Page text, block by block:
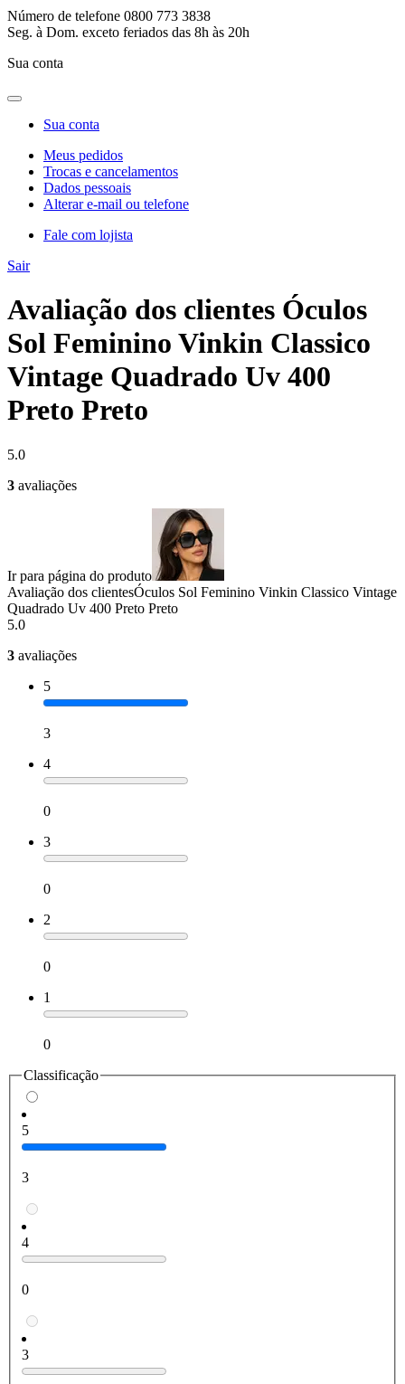
Número de telefone 0800 773 3838
Seg. à Dom. exceto feriados das 8h às 20h
Sua conta
Sua conta
Meus pedidos
Trocas e cancelamentos
Dados pessoais
Alterar e-mail ou telefone
Fale com lojista
Sair
Avaliação dos clientes Óculos
Sol Feminino Vinkin Classico
Vintage Quadrado Uv 400
Preto Preto
5.0
3 avaliações
Ir para página do produto
Avaliação dos clientesÓculos Sol Feminino Vinkin Classico Vintage
Quadrado Uv 400 Preto Preto
5.0
3 avaliações
5
3
4
0
3
0
2
0
1
0
Classificação
5
3
4
0
3